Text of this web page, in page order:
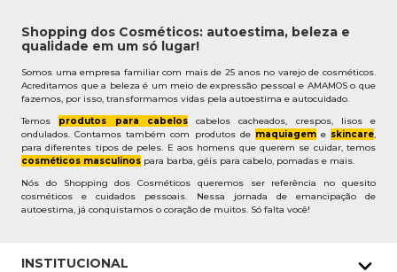
Shopping dos Cosméticos: autoestima, beleza e
qualidade em um só lugar!
Somos uma empresa familiar com mais de 25 anos no varejo de cosméticos.
Acreditamos que a beleza é um meio de expressão pessoal e AMAMOS o que
fazemos, por isso, transformamos vidas pela autoestima e autocuidado.
Temos produtos para cabeloscabelos cacheados, crespos, lisos e
ondulados. Contamos também com produtos de maquiageme skincare,
para diferentes tipos de peles. E aos homens que querem se cuidar, temos
cosméticos masculinos para barba, géis para cabelo, pomadas e mais.
Nós do Shopping dos Cosméticos queremos ser referência no quesito
cosméticos e cuidados pessoais. Nessa jornada de emancipação de
autoestima, já conquistamos o coração de muitos. Só falta você!
INSTITUCIONAL